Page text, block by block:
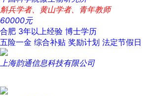
斛兵学者、黄山学者、青年教师
60000元
合肥 3年以上经验 博士学历
五险一金 综合补贴 奖励计划 法定节假日
上海韵通信息科技有限公司